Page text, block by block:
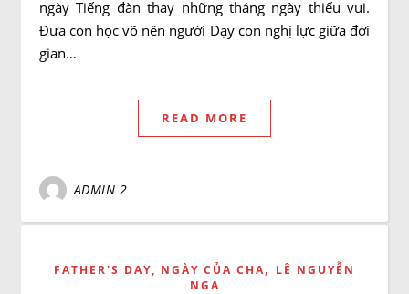
ngày Tiếng đàn thay những tháng ngày thiếu vui.
Đưa con học võ nên người Dạy con nghị lực giữa đời
gian…
READ MORE
ADMIN 2
FATHER'S DAY, NGÀY CỦA CHA, LÊ NGUYỄN
NGA